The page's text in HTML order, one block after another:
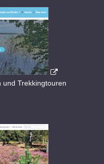
und Trekkingtouren